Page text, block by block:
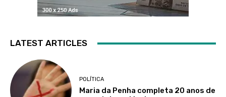
LATEST ARTICLES
POLÍTICA
Maria da Penha completa 20 anos de